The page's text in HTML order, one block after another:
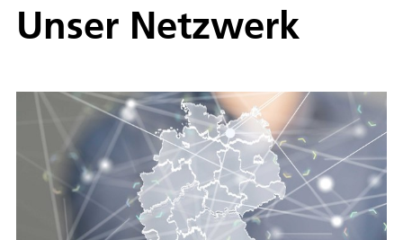
Unser Netzwerk